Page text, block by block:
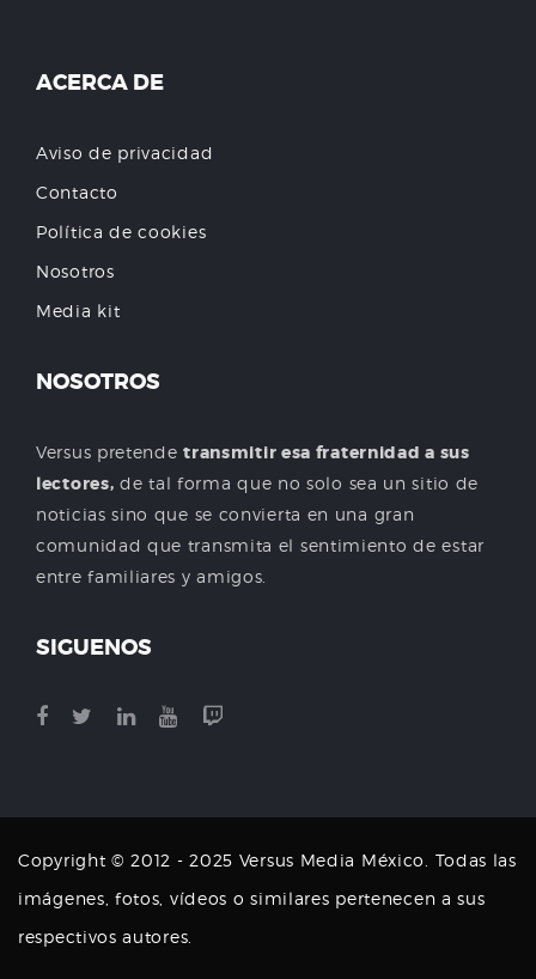
ACERCA DE
Aviso de privacidad
Contacto
Política de cookies
Nosotros
Media kit
NOSOTROS
Versus pretendetransmitir esa fraternidad a sus
lectores, de tal forma que no solo sea un sitio de
noticias sino que se convierta en una gran
comunidad que transmita el sentimiento de estar
entre familiares y amigos.
SIGUENOS
Copyright © 2012 - 2025 Versus Media México. Todas las
imágenes, fotos, vídeos o similares pertenecen a sus
respectivos autores.